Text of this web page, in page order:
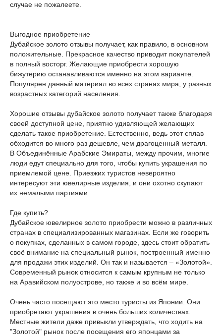
случае не пожалеете.
Выгодное приобретение
Дубайское золото отзывы получает, как правило, в основном
положительные. Прекрасное качество приводит покупателей
в полный восторг. Желающие приобрести хорошую
бижутерию останавливаются именно на этом варианте.
Популярен данный материал во всех странах мира, у разных
возрастных категорий населения.
Хорошие отзывы дубайское золото получает также благодаря
своей доступной цене, приятно удивляющей желающих
сделать такое приобретение. Естественно, ведь этот сплав
обходится во много раз дешевле, чем драгоценный металл.
В Объединённые Арабские Эмираты, между прочим, многие
люди едут специально для того, чтобы купить украшения по
приемлемой цене. Приезжих туристов невероятно
интересуют эти ювелирные изделия, и они охотно скупают
их немалыми партиями.
Где купить?
Дубайское ювелирное золото приобрести можно в различных
странах в специализированных магазинах. Если же говорить
о покупках, сделанных в самом городе, здесь стоит обратить
своё внимание на специальный рынок, построенный именно
для продажи этих изделий. Он так и называется – «Золотой».
Современный рынок относится к самым крупным не только
на Аравийском полуострове, но также и во всём мире.
Очень часто посещают это место туристы из Японии. Они
приобретают украшения в очень больших количествах.
Местные жители даже привыкли утверждать, что ходить на
"Золотой" рынок после посещения его японцами за